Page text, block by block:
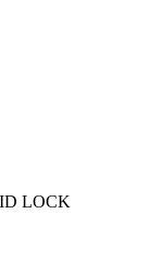
LOCK